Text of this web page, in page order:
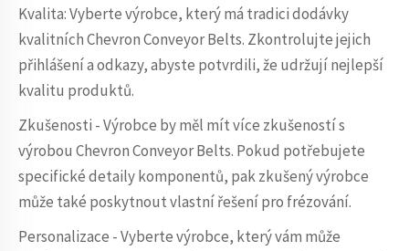
Kvalita: Vyberte výrobce, který má tradici dodávky
kvalitních Chevron Conveyor Belts. Zkontrolujte jejich
přihlášení a odkazy, abyste potvrdili, že udržují nejlepší
kvalitu produktů.
Zkušenosti - Výrobce by měl mít více zkušeností s
výrobou Chevron Conveyor Belts. Pokud potřebujete
specifické detaily komponentů, pak zkušený výrobce
může také poskytnout vlastní řešení pro frézování.
Personalizace - Vyberte výrobce, který vám může